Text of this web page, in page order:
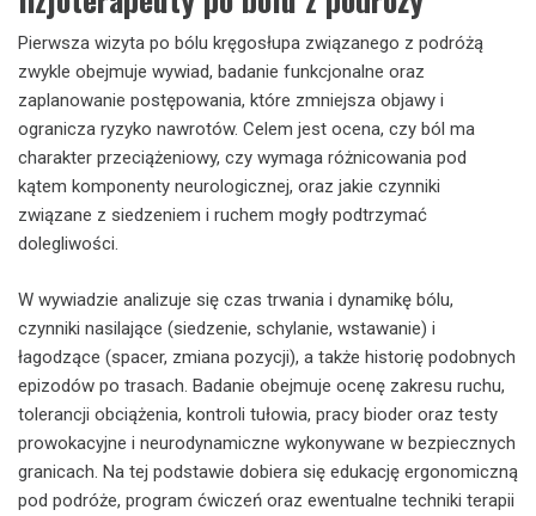
Pierwsza wizyta po bólu kręgosłupa związanego z podróżą
zwykle obejmuje wywiad, badanie funkcjonalne oraz
zaplanowanie postępowania, które zmniejsza objawy i
ogranicza ryzyko nawrotów. Celem jest ocena, czy ból ma
charakter przeciążeniowy, czy wymaga różnicowania pod
kątem komponenty neurologicznej, oraz jakie czynniki
związane z siedzeniem i ruchem mogły podtrzymać
dolegliwości.
W wywiadzie analizuje się czas trwania i dynamikę bólu,
czynniki nasilające (siedzenie, schylanie, wstawanie) i
łagodzące (spacer, zmiana pozycji), a także historię podobnych
epizodów po trasach. Badanie obejmuje ocenę zakresu ruchu,
tolerancji obciążenia, kontroli tułowia, pracy bioder oraz testy
prowokacyjne i neurodynamiczne wykonywane w bezpiecznych
granicach. Na tej podstawie dobiera się edukację ergonomiczną
pod podróże, program ćwiczeń oraz ewentualne techniki terapii